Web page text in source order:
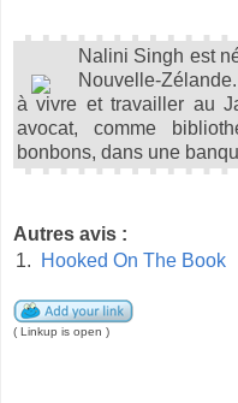
Nalini Singh est
Nouvelle-
à vivre et travailler au
avocat, comme
bonbons, dans une
Autres avis :
1.
Hooked On The Book
( Linkup is open )